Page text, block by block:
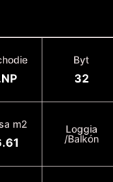
Byt
32
m2
Loggia
/Balkón